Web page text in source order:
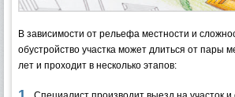
В зависимости от рельефа местности и
обустройство участка может длиться от пары
лет и проходит в несколько этапов: